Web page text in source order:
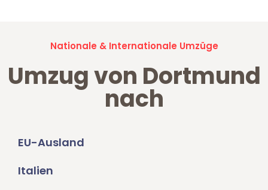
Nationale & Internationale Umzüge
Umzug von Dortmund
nach
EU-Ausland
Italien